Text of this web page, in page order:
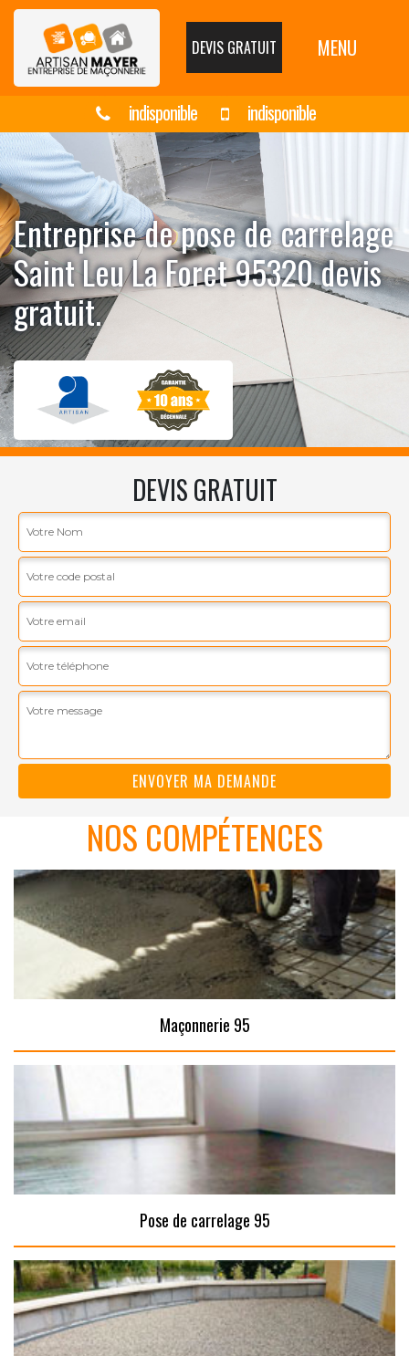
DEVIS GRATUIT MENU
indisponible indisponible
Entreprise de pose de carrelage
Saint Leu La Foret 95320 devis
gratuit.
DEVIS GRATUIT
NOS COMPÉTENCES
Maçonnerie 95
Pose de carrelage 95